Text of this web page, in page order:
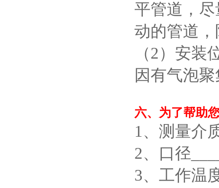
平管道，
动的管道
（2）安
因有气泡
六、为了帮助
1、测量介
2、口径
3、工作温